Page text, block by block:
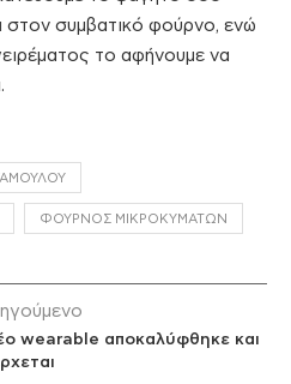
στον συμβατικό φούρνο, ενώ
το αφήνουμε να
ΦΟΎΡΝΟΣ ΜΙΚΡΟΚΥΜΆΤΩΝ
wearable αποκαλύφθηκε και